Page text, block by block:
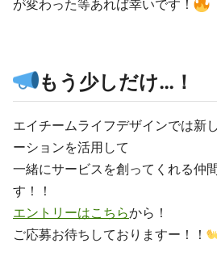
が変わった等あれば幸いです！
もう少しだけ…！
エイチームライフデザインでは新
ーションを活用して
一緒にサービスを創ってくれる仲
す！！
エントリーはこちらから！
ご応募お待ちしておりますー！！